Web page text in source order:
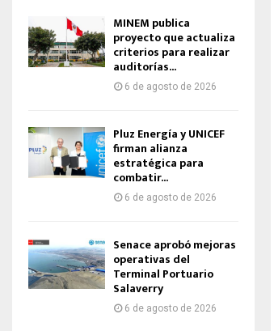
MINEM publica
proyecto que actualiza
criterios para realizar
auditorías...
6 de agosto de 2026
Pluz Energía y UNICEF
firman alianza
estratégica para
combatir...
6 de agosto de 2026
Senace aprobó mejoras
operativas del
Terminal Portuario
Salaverry
6 de agosto de 2026